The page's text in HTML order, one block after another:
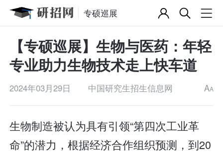
专硕巡展
【专硕巡展】生物与医药：年轻
专业助力生物技术走上快车道
2024年03月29日 中国研究生招生信息网 AA
生物制造被认为具有引领“第四次工业革
命”的潜力，根据经济合作组织预测，到20